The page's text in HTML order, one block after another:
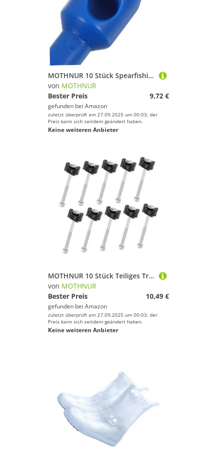
MOTHNUR 10 Stück Spearfishing Band Inserts aus Robustem Kunststoff Verschleißfest und Salzwasserbeständig zur Präzisen Montage und Reparatur von Unterwasser-fischereiausrüstung Kompakt und
von MOTHNUR
Bester Preis
9,72 €
gefunden bei Amazon
zuletzt überprüft am 27.09.2025 um 00:03; der
Preis kann sich seitdem geändert haben.
Keine weiteren Anbieter
MOTHNUR 10 Stück Teiliges Trampolin Schrauben Rostfrei Verschleißfest Stabile Befestigung für Trampolinrahmen Verlängert Lebensdauer Geeignet für Fitness Trampoline und Outdoor Bodenanker
von MOTHNUR
Bester Preis
10,49 €
gefunden bei Amazon
zuletzt überprüft am 27.09.2025 um 00:03; der
Preis kann sich seitdem geändert haben.
Keine weiteren Anbieter